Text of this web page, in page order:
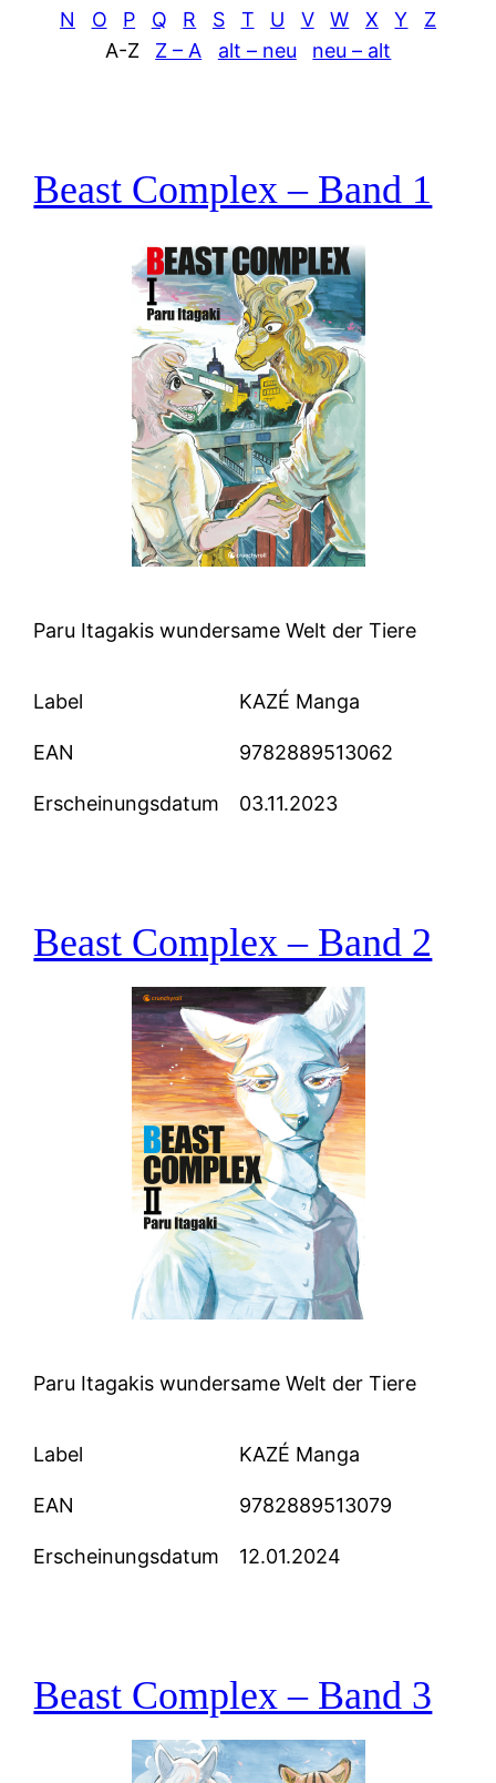
N
O P Q R S T U V W X Y
Z
A-Z
Z – A alt – neu neu – alt
Beast Complex – Band 1
Paru Itagakis wundersame Welt der Tiere
Label KAZÉ Manga
EAN 9782889513062
Erscheinungsdatum 03.11.2023
Beast Complex – Band 2
Paru Itagakis wundersame Welt der Tiere
Label KAZÉ Manga
EAN 9782889513079
Erscheinungsdatum 12.01.2024
Beast Complex – Band 3